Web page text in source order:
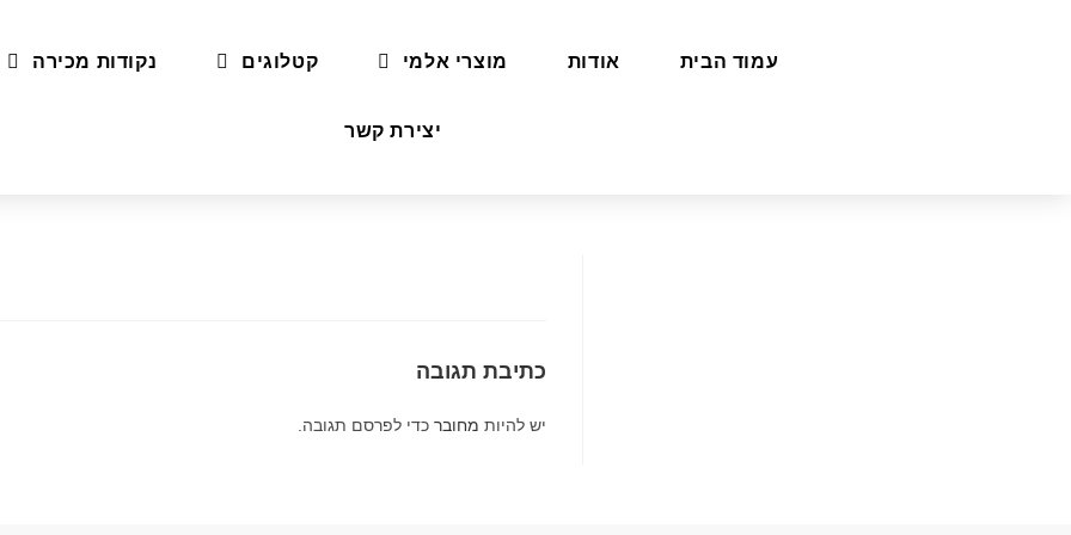
עמוד הבית אודות מוצרי אלמי קטלוגים נקודות מכירה
יצירת קשר
כתיבת תגובה
יש להיות מחובר כדי לפרסם תגובה.